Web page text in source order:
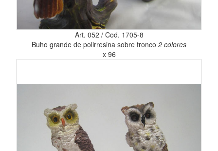
Art. 052 / Cod. 1705-8
Buho grande de polirresina sobre tronco 2 colores
x 96